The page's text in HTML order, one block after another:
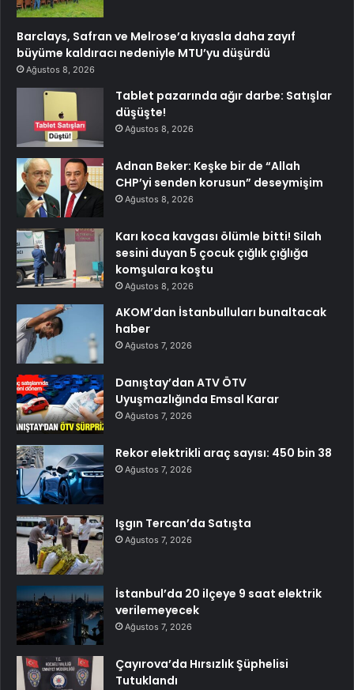
Barclays, Safran ve Melrose’a kıyasla daha zayıf
büyüme kaldıracı nedeniyle MTU’yu düşürdü
Ağustos 8, 2026
Tablet pazarında ağır darbe: Satışlar
düşüşte!
Ağustos 8, 2026
Adnan Beker: Keşke bir de “Allah
CHP’yi senden korusun” deseymişim
Ağustos 8, 2026
Karı koca kavgası ölümle bitti! Silah
sesini duyan 5 çocuk çığlık çığlığa
komşulara koştu
Ağustos 8, 2026
AKOM’dan İstanbulluları bunaltacak
haber
Ağustos 7, 2026
Danıştay’dan ATV ÖTV
Uyuşmazlığında Emsal Karar
Ağustos 7, 2026
Rekor elektrikli araç sayısı: 450 bin 38
Ağustos 7, 2026
Işgın Tercan’da Satışta
Ağustos 7, 2026
İstanbul’da 20 ilçeye 9 saat elektrik
verilemeyecek
Ağustos 7, 2026
Çayırova’da Hırsızlık Şüphelisi
Tutuklandı